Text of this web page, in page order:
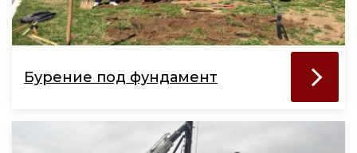
Бурение под фундамент